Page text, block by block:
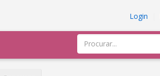
Login